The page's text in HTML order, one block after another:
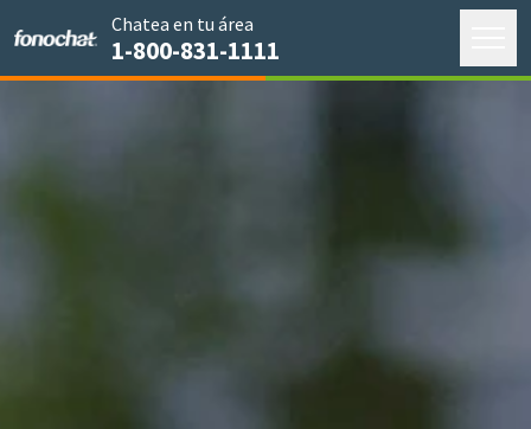
Chatea en tu área
1-800-831-1111